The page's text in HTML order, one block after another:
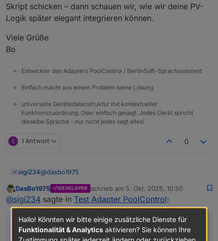
Skript schicken – dann schauen wir, wie wir deine PV-
Logik später elegant integrieren können.
Viele Grüße
Bo
Entwickler des Adapters PoolControl / BertinSoft-Sprachassistent
Einfach macht aus einem Problem keine Lösung
universelle Gerätedatenstruktur mit kontextueller
Funktionszuordnung. Oder einfach gesagt: Jedes Gerät spricht
dieselbe Sprache - nur nicht jedes sagt alles!
L 1 Antwort 0
sigi234@dasbo1975
Irgendwie fehlt mir noch bei der runtime die aktuelle
Laufzeit
Offline
DasBo1975 DEVELOPER schrieb am 5. Okt. 2025, 10:50
zuletzt editiert von
@sigi234 sagte in Test Adapter PoolControl:
@dasbo1975
Hallo! Könnten wir bitte einige zusätzliche Dienste für
Funktionalität & Analytics aktivieren? Sie können Ihre